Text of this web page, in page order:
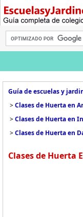
Guía de escuelas y
>Clases de Huerta en
>Clases de Huerta en
>Clases de Huerta en
Clases de Huerta